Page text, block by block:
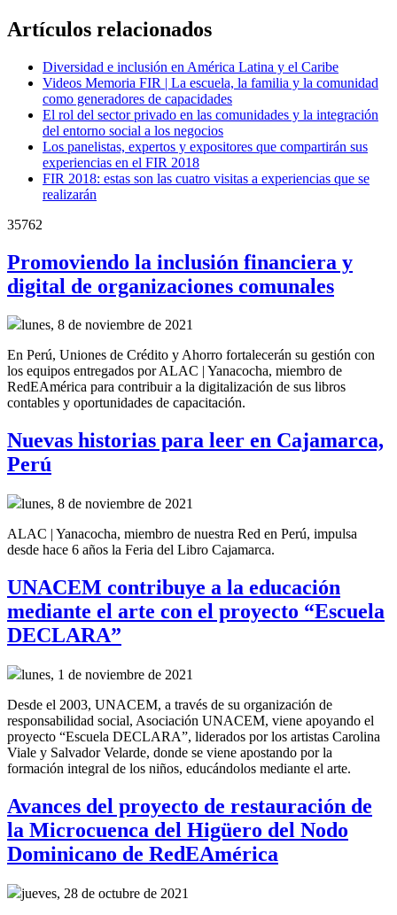
Artículos relacionados
Diversidad e inclusión en América Latina y el Caribe
Videos Memoria FIR | La escuela, la familia y la comunidad
como generadores de capacidades
El rol del sector privado en las comunidades y la integración
del entorno social a los negocios
Los panelistas, expertos y expositores que compartirán sus
experiencias en el FIR 2018
FIR 2018: estas son las cuatro visitas a experiencias que se
realizarán
35762
Promoviendo la inclusión financiera y
digital de organizaciones comunales
lunes, 8 de noviembre de 2021
En Perú, Uniones de Crédito y Ahorro fortalecerán su gestión con
los equipos entregados por ALAC | Yanacocha, miembro de
RedEAmérica para contribuir a la digitalización de sus libros
contables y oportunidades de capacitación.
Nuevas historias para leer en Cajamarca,
Perú
lunes, 8 de noviembre de 2021
ALAC | Yanacocha, miembro de nuestra Red en Perú, impulsa
desde hace 6 años la Feria del Libro Cajamarca.
UNACEM contribuye a la educación
mediante el arte con el proyecto “Escuela
DECLARA”
lunes, 1 de noviembre de 2021
Desde el 2003, UNACEM, a través de su organización de
responsabilidad social, Asociación UNACEM, viene apoyando el
proyecto “Escuela DECLARA”, liderados por los artistas Carolina
Viale y Salvador Velarde, donde se viene apostando por la
formación integral de los niños, educándolos mediante el arte.
Avances del proyecto de restauración de
la Microcuenca del Higüero del Nodo
Dominicano de RedEAmérica
jueves, 28 de octubre de 2021